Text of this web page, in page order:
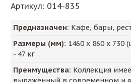
Артикул: 014-835
Предназначен: Кафе, бары,
Размеры (мм): 1460 х 860 х 730
- 47 кг
Преимущества: Коллекция